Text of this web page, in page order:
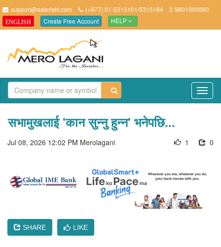
support@asteriskt.com (+977) 01-5315101/5315184 9801000860
ENGLISH Create Free Account HELP
सभामुखलाई 'कान सुन्नु हुन्न' भनेपछि...
Jul 08, 2026 12:02 PM Merolagani 0
1
SHARE LIKE